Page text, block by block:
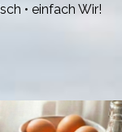
• einfach Wir!